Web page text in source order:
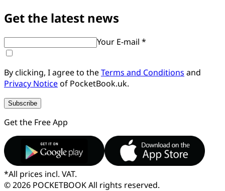
Get the latest news
Your E-mail *
By clicking, I agree to theTerms and Conditions and
Privacy Noticeof PocketBook.uk.
Subscribe
Get the Free App
*All prices incl. VAT.
© 2026 POCKETBOOKAll rights reserved.